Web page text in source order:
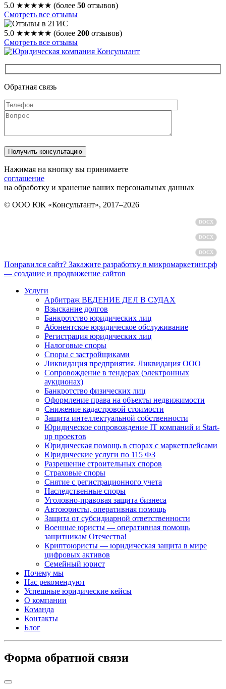
5.0 ★★★★★ (более 50 отзывов)
Смотреть все отзывы
5.0 ★★★★★ (более 200 отзывов)
Смотреть все отзывы
Обратная связь
Нажимая на кнопку вы принимаете
соглашение
на обработку и хранение ваших персональных данных
© ООО ЮК «Консультант», 2017–2026
DOCX
DOCX
DOCX
Понравился сайт? Закажите разработку в микромаркетинг.рф
— создание и продвижение сайтов
Услуги
Арбитраж ВЕДЕНИЕ ДЕЛ В СУДАХ
Взыскание долгов
Банкротство юридических лиц
Абонентское юридическое обслуживание
Регистрация юридических лиц
Налоговые споры
Споры с застройщиками
Ликвидация предприятия. Ликвидация ООО
Сопровождение в тендерах (электронных
аукционах)
Банкротство физических лиц
Оформление права на объекты недвижимости
Снижение кадастровой стоимости
Защита интеллектуальной собственности
Юридическое сопровождение IT компаний и Start-
up проектов
Юридическая помощь в спорах с маркетплейсами
Юридические услуги по 115 ФЗ
Разрешение строительных споров
Страховые споры
Снятие с регистрационного учета
Наследственные споры
Уголовно-правовая защита бизнеса
Автоюристы, оперативная помощь
Защита от субсидиарной ответственности
Военные юристы — оперативная помощь
защитникам Отечества!
Криптоюристы — юридическая защита в мире
цифровых активов
Семейный юрист
Почему мы
Нас рекомендуют
Успешные юридические кейсы
О компании
Команда
Контакты
Блог
Форма обратной связи